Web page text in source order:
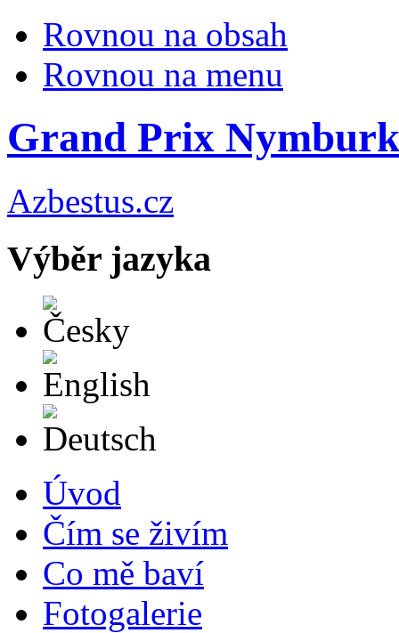
Rovnou na obsah
Rovnou na menu
Grand Prix
Azbestus.cz
Výběr jazyka
Úvod
Čím se živím
Co mě baví
Fotogalerie